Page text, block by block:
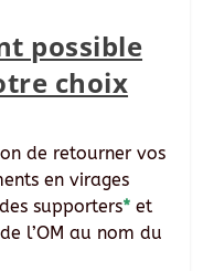
possible
choix
de retourner vos
en virages
supporters*et
l’OM au nom du